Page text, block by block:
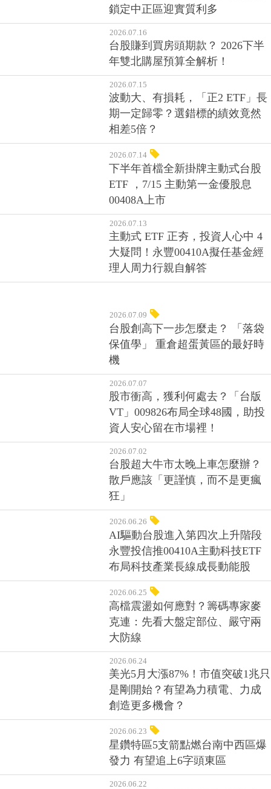
鎖定中正區迎實質利多
2026.07.16
台股賺到買房頭期款？ 2026下半
年雙北購屋預算全解析！
2026.07.15
波動大、有損耗，「正2 ETF」長
期一定歸零？選錯標的績效竟然
相差5倍？
2026.07.14
下半年首檔全新掛牌主動式台股
ETF ，7/15 主動第一金優股息
00408A上市
2026.07.13
主動式 ETF 正夯，投資人心中 4
大疑問！永豐00410A擬任基金經
理人周力行親自解答
2026.07.09
台股創高下一步怎麼走？ 「落袋
保值學」 重倉超蛋黃區的最好時
機
2026.07.07
股市衝高，獲利何處去？「台版
VT」009826布局全球48國，助投
資人安心留在市場裡！
2026.07.02
台股超大牛市太晚上車怎麼辦？
散戶應該「更謹慎，而不是更瘋
狂」
2026.06.26
AI驅動台股進入第四次上升階段
永豐投信推00410A主動科技ETF
布局科技產業長線成長動能股
2026.06.25
高檔震盪如何應對？籌碼專家麥
克連：先看大盤定部位、嚴守兩
大防線
2026.06.24
美光5月大漲87%！市值突破1兆只
是剛開始？有望為力積電、力成
創造更多機會？
2026.06.23
星鑽特區5支箭點燃台南中西區爆
發力 有望追上6字頭東區
2026.06.22